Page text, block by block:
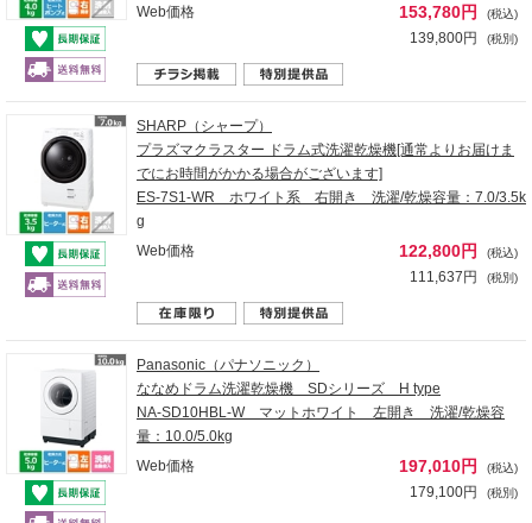
Web価格
153,780円 (税込)
139,800円 (税別)
SHARP（シャープ）
プラズマクラスター ドラム式洗濯乾燥機[通常よりお届けま
でにお時間がかかる場合がございます]
ES-7S1-WR ホワイト系 右開き 洗濯/乾燥容量：7.0/3.5k
g
Web価格
122,800円 (税込)
111,637円 (税別)
Panasonic（パナソニック）
ななめドラム洗濯乾燥機 SDシリーズ H type
NA-SD10HBL-W マットホワイト 左開き 洗濯/乾燥容
量：10.0/5.0kg
Web価格
197,010円 (税込)
179,100円 (税別)